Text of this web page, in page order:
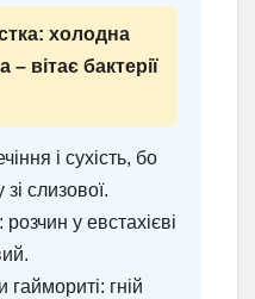
холодна
вітає бактерії
і сухість, бо
слизової.
у евстахієві
гній